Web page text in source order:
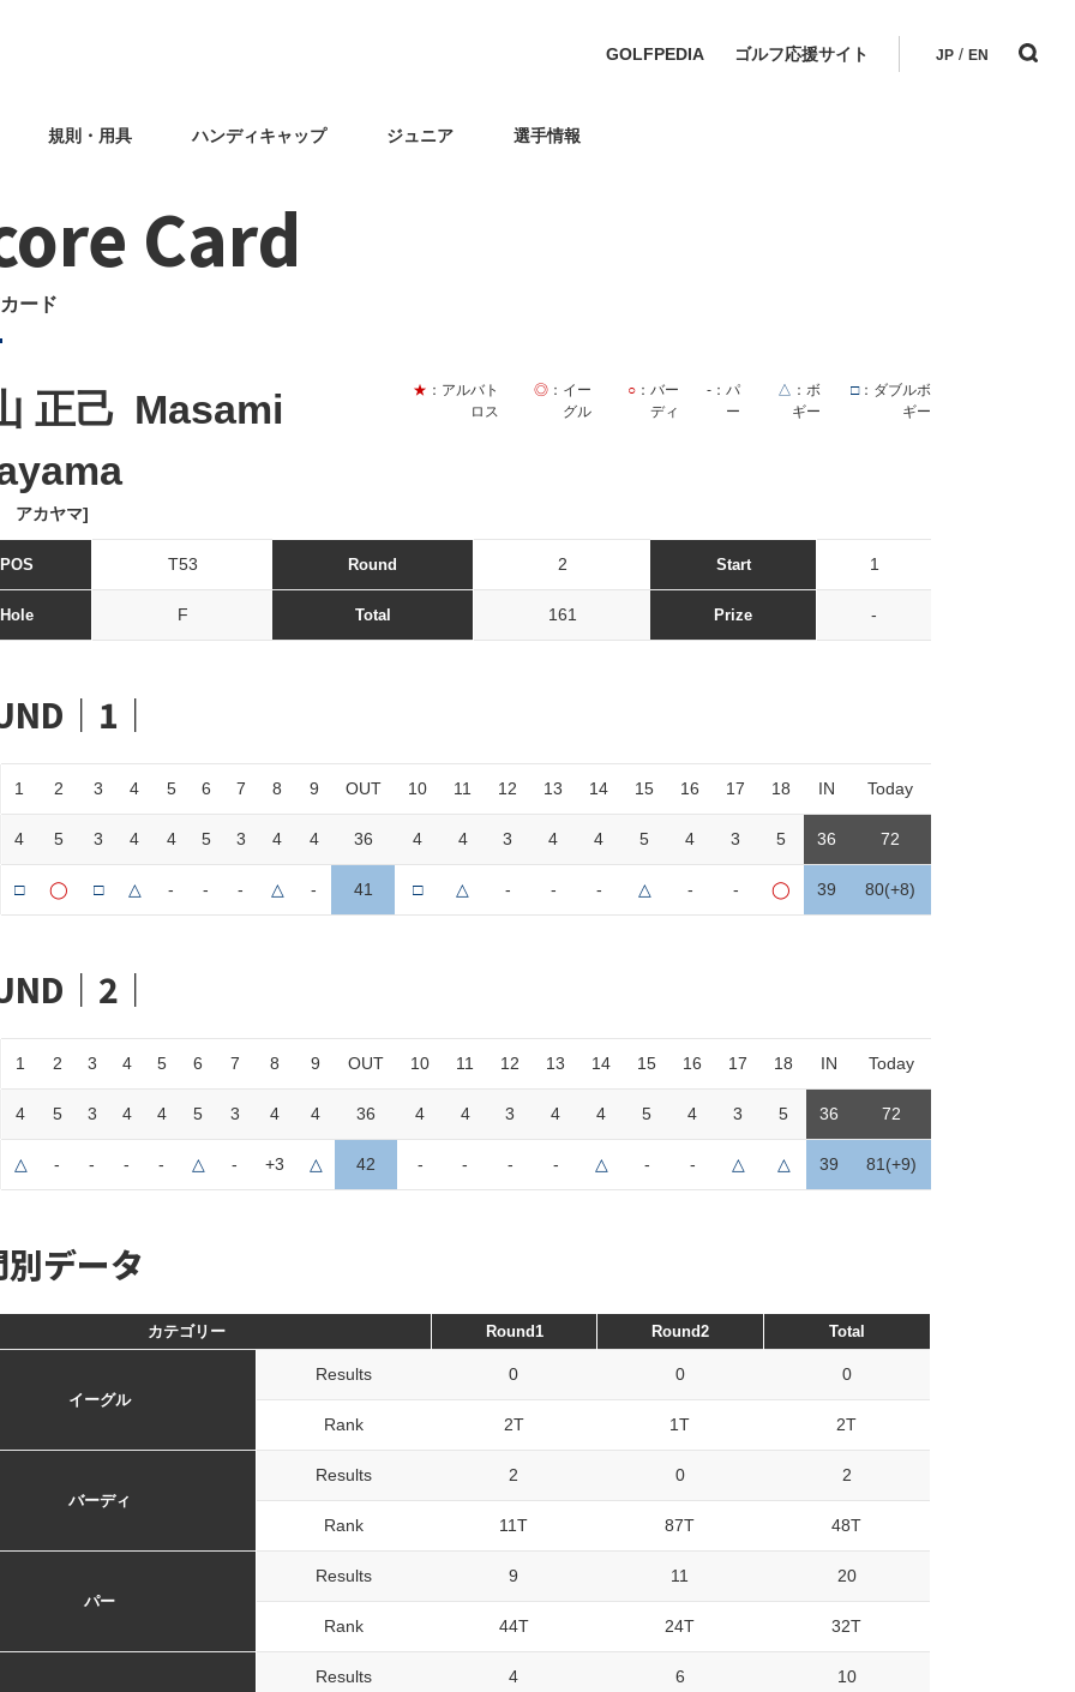
GOLFPEDIA ゴルフ応援サイト JP / EN
規則・用具 ハンディキャップ ジュニア 選手情報
Card
ード
正己 Masami
アカヤマ]
★ ：アルバト
ロス
◎：イー
グル
○：バー
ディ
- ：パ
ー
△ ：ボ
ギー
□：ダブルボ
ギー
POS T53 Round 2 Start 1
Hole F Total 161 Prize -
｜1｜
1 2 3 4 5 6 7 8 9 OUT 10 11 12 13 14 15 16 17 18 IN Today
4 5 3 4 4 5 3 4 4 36 4 4 3 4 4 5 4 3 5 36 72
□ ◯ □ △ - - - △ - 41 □ △ - - - △ - - ◯ 39 80(+8)
｜2｜
1 2 3 4 5 6 7 8 9 OUT 10 11 12 13 14 15 16 17 18 IN Today
4 5 3 4 4 5 3 4 4 36 4 4 3 4 4 5 4 3 5 36 72
△ - - - - △ - +3 △ 42 - - - - △ - - △ △ 39 81(+9)
データ
カテゴリー Round1 Round2 Total
イーグル
Results 0 0 0
Rank 2T 1T 2T
バーディ
Results 2 0 2
Rank 11T 87T 48T
パー
Results 9 11 20
Rank 44T 24T 32T
Results 4 6 10